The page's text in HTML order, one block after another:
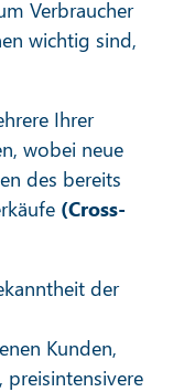
Verbraucher
wichtig sind,
Ihrer
wobei neue
des bereits
(Cross-
der
Kunden,
preisintensivere